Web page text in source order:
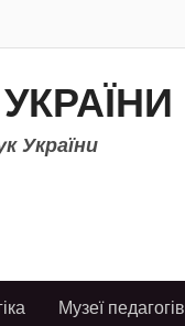
України
Музеї педагогів